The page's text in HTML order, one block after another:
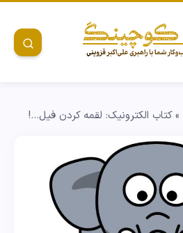
»کتاب الکترونیک: لقمه کردن فیل…!